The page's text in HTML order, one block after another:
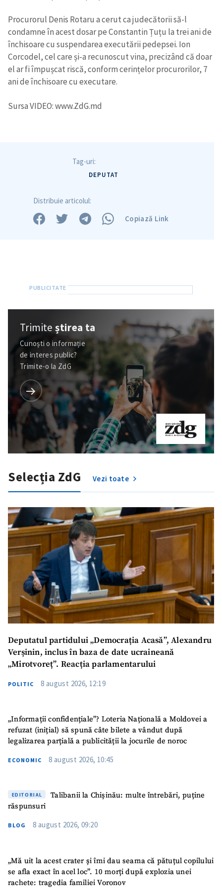
Trimite o informație
Despre ZdG
in English
на русском
Procurorul Denis Rotaru a cerut ca judecătorii să-l
condamne în acest dosar pe Constantin Țuțu la trei ani de
închisoare cu suspendarea executării pedepsei. Ion
Corcodel, cel care și-a recunoscut vina, precizând că doar
el ar fi împușcat riscă, conform cerințelor procurorilor, 7
ani de închisoare cu executare.
Sursa VIDEO: www.ZdG.md
Tag-uri:
DEPUTAT
Distribuie articolul:
Copiază Link
Trimiteștirea ta
Cunoști o informație
de interes public?
Trimite-o la ZdG
Selecția ZdG Vezi toate
Deputatul partidului „Democrația Acasă”, Alexandru
Verșinin, inclus în baza de date ucraineană
„Mirotvoreț”. Reacția parlamentarului
POLITIC 8 august 2026, 12:19
„Informații confidențiale”? Loteria Națională a Moldovei a
refuzat (inițial) să spună câte bilete a vândut după
legalizarea parțială a publicității la jocurile de noroc
ECONOMIC 8 august 2026, 10:45
EDITORIAL
Talibanii la Chișinău: multe întrebări, puține
răspunsuri
BLOG 8 august 2026, 09:20
„Mă uit la acest crater și îmi dau seama că pătuțul copilului
se afla exact în acel loc”. 10 morți după explozia unei
rachete: tragedia familiei Voronov
ȘTIREA MEA
Titlu știre
+ Adaugă titlu
Mesajul știrei
+ Mesajul știrei